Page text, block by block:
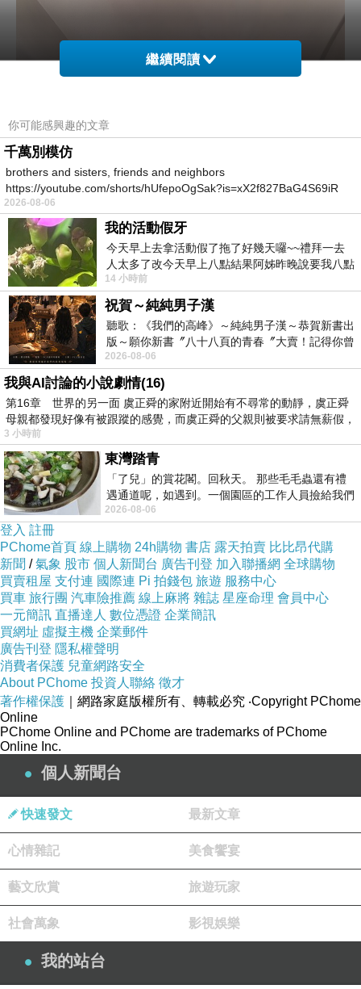
大排長龍的人潮，幸好消化的速度很快。
義大利吃的地方雖然人多，但都不用排很久，跟景點還是有差別。
看了幾天的義大利蛋糕，覺得他們的裝飾都沒有很多，都很簡單的點
綴。
繼續閱讀
你可能感興趣的文章
千萬別模仿
brothers and sisters, friends and neighbors
https://youtube.com/shorts/hUfepoOgSak?is=xX2f827BaG4S69iR
https
2026-08-06
我的活動假牙
今天早上去拿活動假了拖了好幾天囉~~禮拜一去
人太多了改今天早上八點結果阿姊昨晚說要我八點
去西螺農會~回到莿桐都8點半多了
14 小時前
祝賀～純純男子漢
聽歌：《我們的高峰》～純純男子漢～恭賀新書出
版～願你新書〞八十八頁的青春〞大賣！記得你曾
經在我的版留言…「好讚的圖^^感覺大家
2026-08-06
我與AI討論的小說劇情(16)
第16章 世界的另一面 虞正舜的家附近開始有不尋常的動靜，虞正舜
母親都發現好像有被跟蹤的感覺，而虞正舜的父親則被要求請無薪假，
3 小時前
東灣踏青
「了兒」的賞花閣。回秋天。 那些毛毛蟲還有禮
遇通道呢，如遇到。一個園區的工作人員撿給我們
細賞。
2026-08-06
登入 註冊
PChome首頁 線上購物 24h購物 書店 露天拍賣 比比昂代購
新聞 /氣象 股市 個人新聞台 廣告刊登 加入聯播網 全球購物
買賣租屋 支付連 國際連 Pi 拍錢包 旅遊 服務中心
買車 旅行團 汽車險推薦 線上麻將 雜誌 星座命理 會員中心
一元簡訊 直播達人 數位憑證 企業簡訊
買網址 虛擬主機 企業郵件
廣告刊登 隱私權聲明
消費者保護 兒童網路安全
About PChome 投資人聯絡 徵才
著作權保護 ｜網路家庭版權所有、轉載必究 ‧Copyright PChome
Online
PChome Online and PChome are trademarks of PChome
Online Inc.
個人新聞台
快速發文 最新文章
心情雜記 美食饗宴
藝文欣賞 旅遊玩家
社會萬象 影視娛樂
我的站台